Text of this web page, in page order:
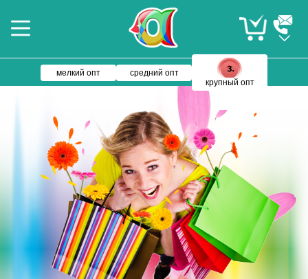
мелкий опт
средний опт
крупный опт